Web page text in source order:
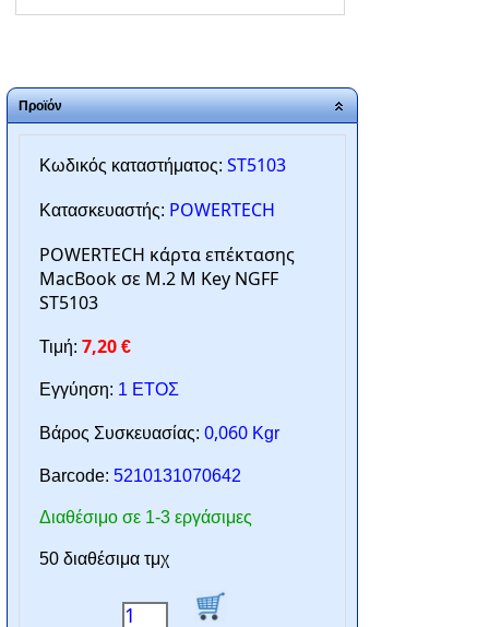
Προϊόν
Κωδικός καταστήματος: ST5103
Κατασκευαστής: POWERTECH
POWERTECH κάρτα επέκτασης
MacBook σε M.2 M Key NGFF
ST5103
Τιμή: 7,20 €
Εγγύηση: 1 ΕΤΟΣ
Βάρος Συσκευασίας: 0,060 Kgr
Barcode: 5210131070642
Διαθέσιμο σε 1-3 εργάσιμες
50 διαθέσιμα τμχ